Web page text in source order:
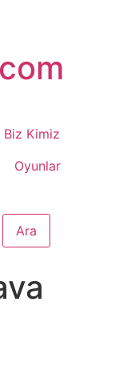
Biz Kimiz
Oyunlar